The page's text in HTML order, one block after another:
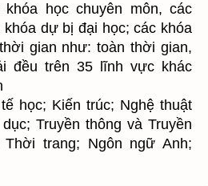
học chuyên môn, các
khóa dự bị đại học; các khóa
gian như: toàn thời gian,
đều trên 35 lĩnh vực khác
học; Kiến trúc; Nghệ thuật
Truyền thông và Truyền
Thời trang; Ngôn ngữ Anh;